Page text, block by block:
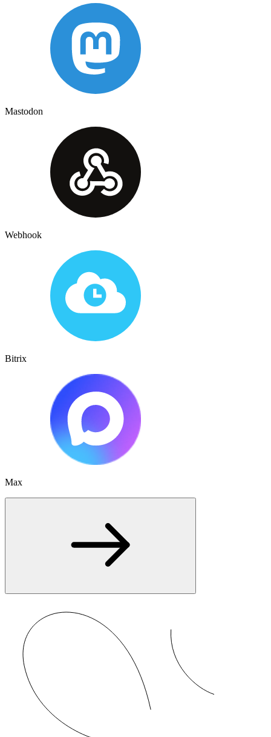
Mastodon
Webhook
Bitrix
Max